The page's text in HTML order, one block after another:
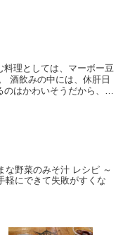
料理としては、マーボー豆
酒飲みの中には、休肝日
はかわいそうだから、た
な野菜のみそ汁 レシピ ～
軽にできて失敗がすくな